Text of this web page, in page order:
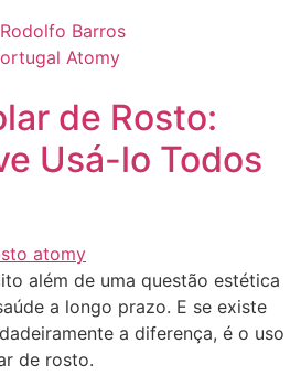
de Rosto:
Usá-lo Todos
além de uma questão estética
a longo prazo. E se existe
a diferença, é o uso
de rosto.